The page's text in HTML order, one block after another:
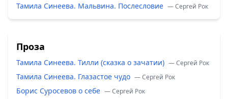
Тамила Синеева. Мальвина. Послесловие — Сергей Рок
Проза
Тамила Синеева. Тилли (сказка о зачатии) — Сергей Рок
Тамила Синеева. Глазастое чудо — Сергей Рок
Борис Суросевов о себе — Сергей Рок